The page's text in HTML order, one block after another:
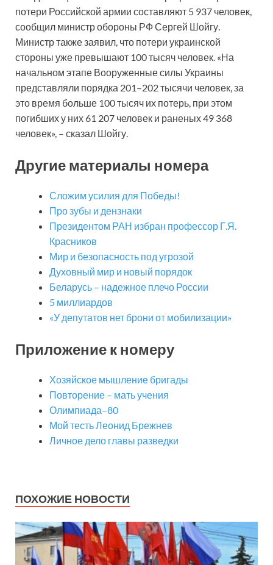
потери Российской армии составляют 5 937 человек,
сообщил министр обороны РФ Сергей Шойгу.
Министр также заявил, что потери украинской
стороны уже превышают 100 тысяч человек. «На
начальном этапе Вооруженные силы Украины
представляли порядка 201–202 тысячи человек, за
это время больше 100 тысяч их потерь, при этом
погибших у них 61 207 человек и раненых 49 368
человек», – сказал Шойгу.
Другие материалы номера
Сложим усилия для Победы!
Про зубы и дензнаки
Президентом РАН избран профессор Г.Я.
Красников
Мир и безопасность под угрозой
Духовный мир и новый порядок
Беларусь – надежное плечо России
5 миллиардов
«У депутатов нет брони от мобилизации»
Приложение к номеру
Хозяйское мышление бригады
Повторение – мать учения
Олимпиада–80
Мой тесть Леонид Брежнев
Личное дело главы разведки
ПОХОЖИЕ НОВОСТИ